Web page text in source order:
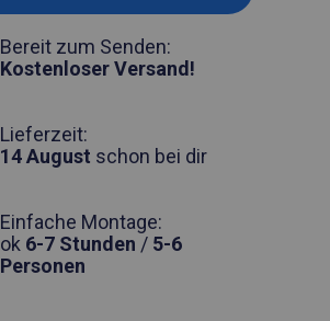
Bereit zum Senden:
Kostenloser Versand!
Lieferzeit:
14 August schon bei dir
Einfache Montage:
ok 6-7 Stunden / 5-6
Personen